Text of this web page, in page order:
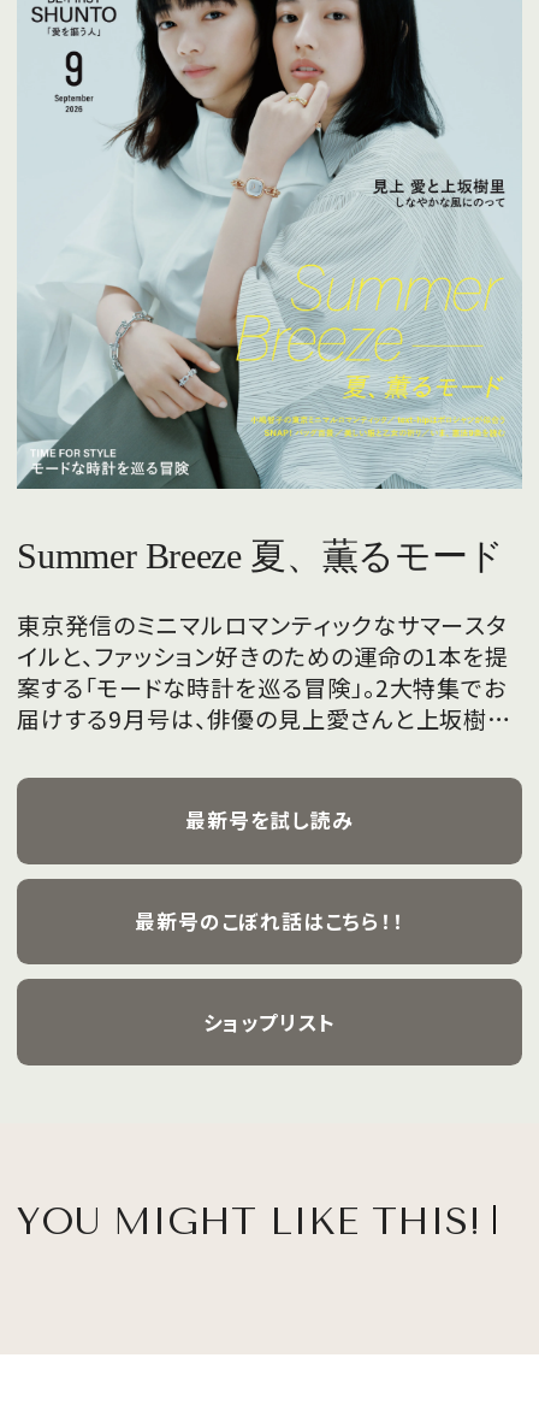
Summer Breeze 夏、薫るモード
東京発信のミニマルロマンティックなサマースタ
イルと、ファッション好きのための運命の1本を提
案する「モードな時計を巡る冒険」。2大特集でお
届けする9月号は、俳優の見上愛さんと上坂樹里
飾ります。
最新号を試し読み
最新号のこぼれ話はこちら！！
ショップリスト
YOU MIGHT LIKE THIS!